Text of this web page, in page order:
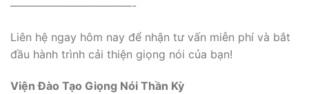
———————————-
Liên hệ ngay hôm nay để nhận tư vấn miễn phí và bắt
đầu hành trình cải thiện giọng nói của bạn!
Viện Đào Tạo Giọng Nói Thần Kỳ